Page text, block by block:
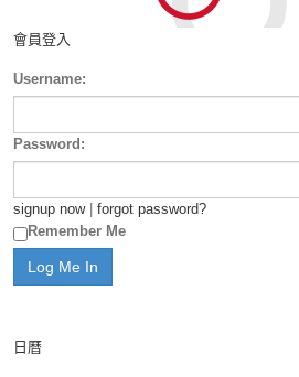
會員登入
Username:
Password:
signup now| forgot password?
Remember Me
日曆